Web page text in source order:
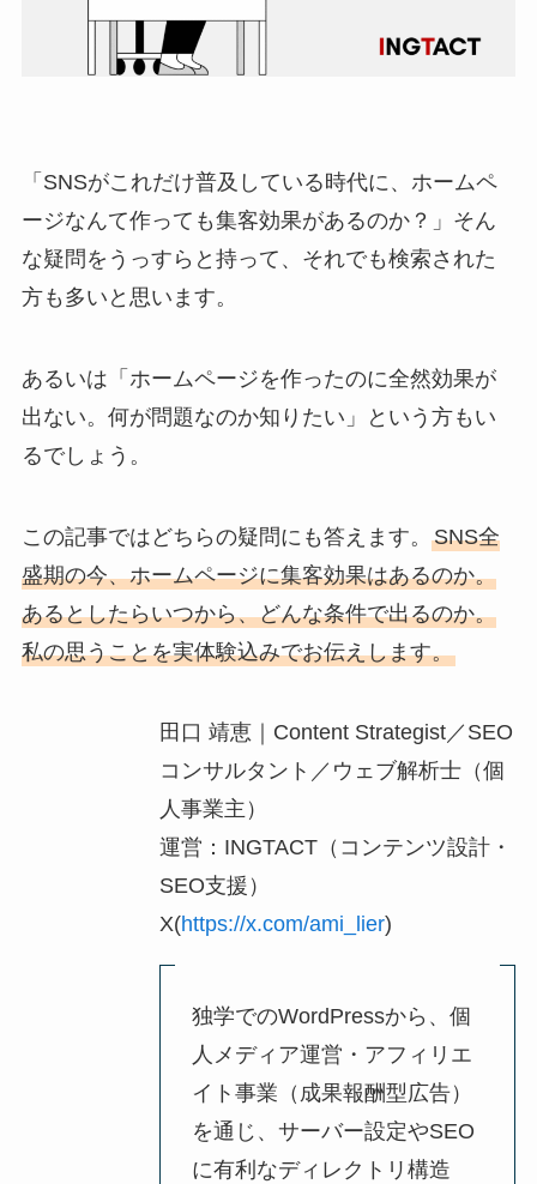
「SNSがこれだけ普及している時代に、ホームペ
ージなんて作っても集客効果があるのか？」そん
な疑問をうっすらと持って、それでも検索された
方も多いと思います。
あるいは「ホームページを作ったのに全然効果が
出ない。何が問題なのか知りたい」という方もい
るでしょう。
この記事ではどちらの疑問にも答えます。 SNS全
盛期の今、ホームページに集客効果はあるのか。
あるとしたらいつから、どんな条件で出るのか。
私の思うことを実体験込みでお伝えします。
田口 靖恵｜Content Strategist／SEO
コンサルタント／ウェブ解析士（個
人事業主）
運営：INGTACT（コンテンツ設計・
SEO支援）
X(https://x.com/ami_lier)
独学でのWordPressから、個
人メディア運営・アフィリエ
イト事業（成果報酬型広告）
を通じ、サーバー設定やSEO
に有利なディレクトリ構造